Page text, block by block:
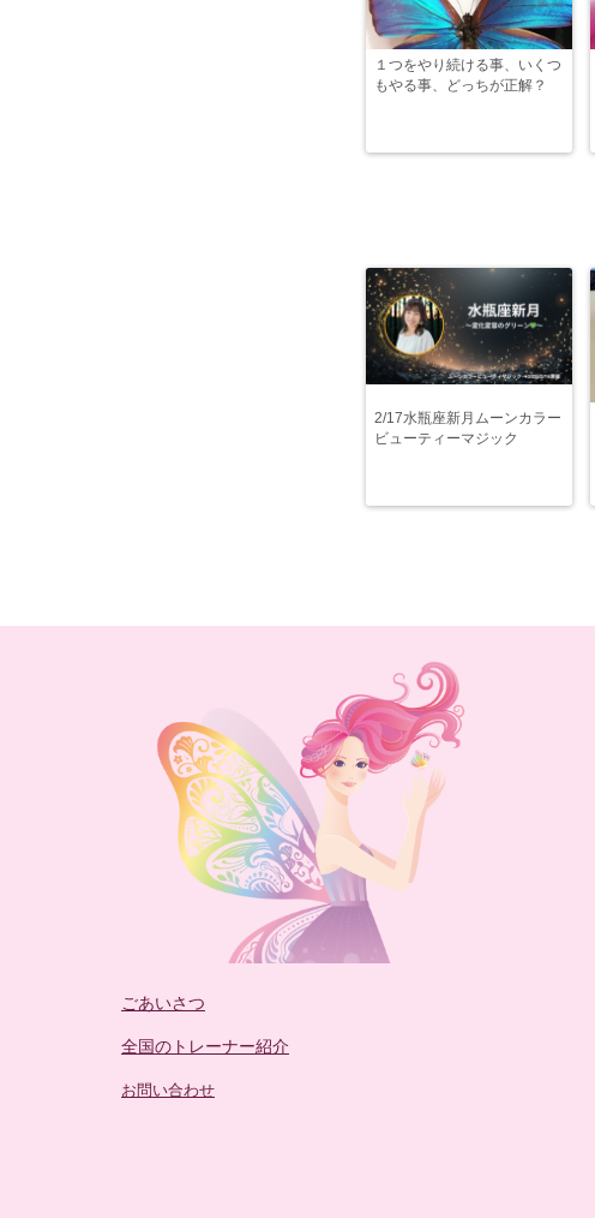
１つをやり続ける事、いくつ
もやる事、どっちが正解？
2/17水瓶座新月ムーンカラー
ビューティーマジック
ごあいさつ
全国のトレーナー紹介
お問い合わせ